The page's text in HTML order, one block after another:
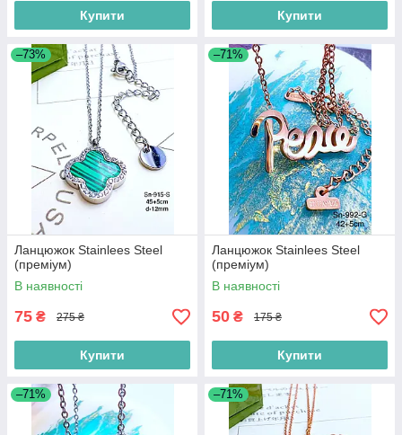
Купити Купити
–73%
Ланцюжок Stainlees Steel
(преміум)
В наявності
75 ₴ 275 ₴
Купити
–71%
Ланцюжок Stainlees Steel
(преміум)
В наявності
50 ₴ 175 ₴
Купити
–71% –71%